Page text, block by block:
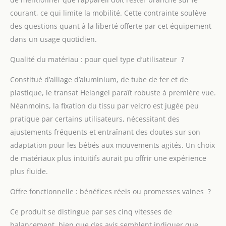
téléphone, créant ainsi
apaisant pour apaiser
réglages de minuterie】
balancement naturel
des parents, le transat
pour bébé dispose de 5
angles de balancement
31°). Il vous permet de
trouver l'amplitude de
balancement que votre
solution apaisante pour
ou poussez la fente sur
la base pour
courant, ce qui limite la mobilité. Cette contrainte soulève
des questions quant à la liberté offerte par cet équipement
dans un usage quotidien.
Qualité du matériau : pour quel type d’utilisateur ?
Constitué d’alliage d’aluminium, de tube de fer et de
plastique, le transat Helangel paraît robuste à première vue.
Néanmoins, la fixation du tissu par velcro est jugée peu
pratique par certains utilisateurs, nécessitant des
ajustements fréquents et entraînant des doutes sur son
adaptation pour les bébés aux mouvements agités. Un choix
de matériaux plus intuitifs aurait pu offrir une expérience
plus fluide.
Offre fonctionnelle : bénéfices réels ou promesses vaines ?
Ce produit se distingue par ses cinq vitesses de